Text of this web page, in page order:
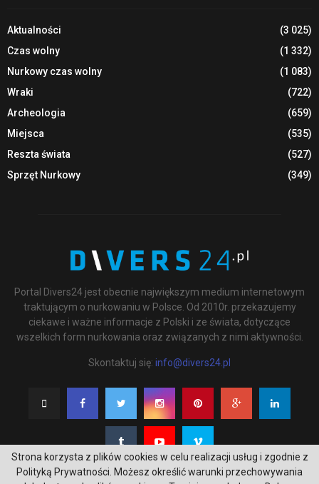
Aktualności
(3 025)
Czas wolny
(1 332)
Nurkowy czas wolny
(1 083)
Wraki
(722)
Archeologia
(659)
Miejsca
(535)
Reszta świata
(527)
Sprzęt Nurkowy
(349)
Portal Divers24 jest obecnie największym medium internetowym
traktującym o nurkowaniu w Polsce. Od 2010r. przekazujemy
ciekawe i ważne informacje z Polski i ze świata, dotyczące
wszelkich form nurkowania oraz związanych z nimi aktywności.
Skontaktuj się: info@divers24.pl
Strona korzysta z plików cookies w celu realizacji usług i zgodnie z
Polityką Prywatności. Możesz określić warunki przechowywania